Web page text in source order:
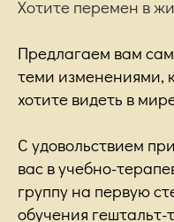
Хотите перемен в
Предлагаем вам
теми изменениями,
хотите видеть в
С удовольствием
вас в учебно-
группу на первую
обучения гештальт-